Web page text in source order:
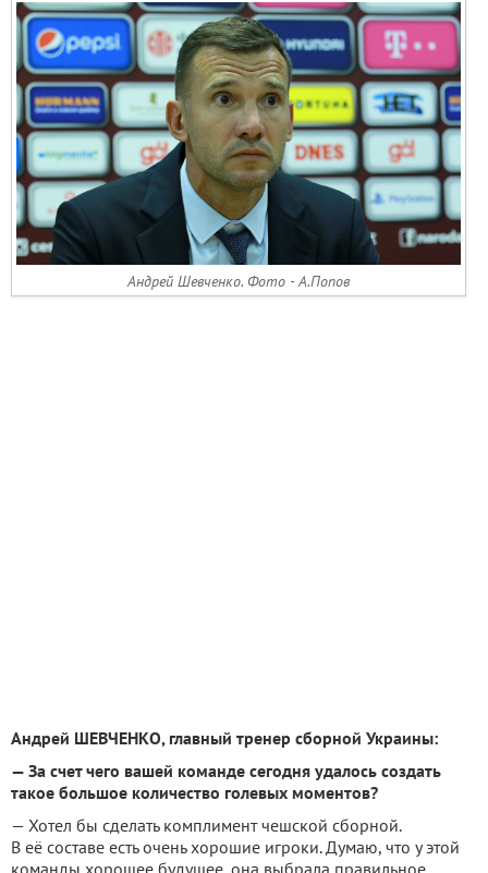
Андрей Шевченко. Фото - А.Попов
Андрей ШЕВЧЕНКО, главный тренер сборной Украины:
— За счет чего вашей команде сегодня удалось создать
такое большое количество голевых моментов?
— Хотел бы сделать комплимент чешской сборной.
В её составе есть очень хорошие игроки. Думаю, что у этой